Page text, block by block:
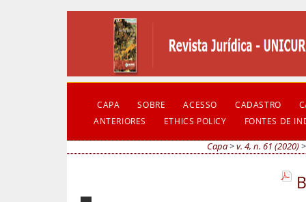
CAPA SOBRE ACESSO CADASTRO
ANTERIORES
ETHICS POLICY FONTES DE
Capa>v. 4, n. 61 (2020)